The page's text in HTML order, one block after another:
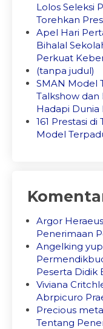
Lolos Seleksi
Torehkan
Apel Hari
Bihalal
Perkuat
(tanpa judul)
SMAN Model
Talkshow dan
Hadapi Dunia
161 Prestasi
Model
Argor Heraeus
Penerimaan
Angelking
Peserta Didik
Viviana
Abrpicuro
Precious
Tentang